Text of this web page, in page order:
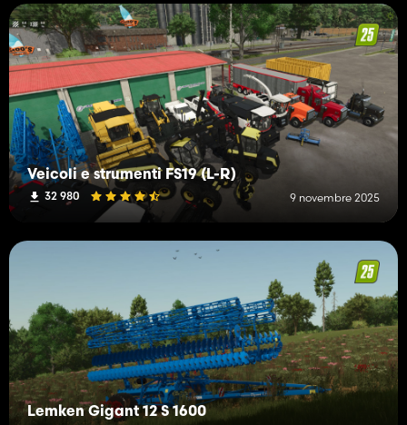
Veicoli e strumenti FS19 (L-R)
32 980 9 novembre 2025
Lemken Gigant 12 S 1600